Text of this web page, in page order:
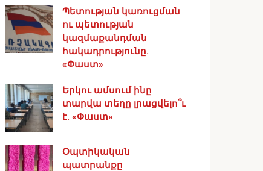
Պետության կառուցման
ու պետության
կազմաքանդման
հակադրությունը.
«Փաստ»
Երկու ամսում ինը
տարվա տեղը լրացվելո՞ւ
է. «Փաստ»
Օպտիկական
պատրանքը